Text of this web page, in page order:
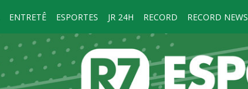
ENTRETÊ ESPORTES JR 24H RECORD RECORD NEWS